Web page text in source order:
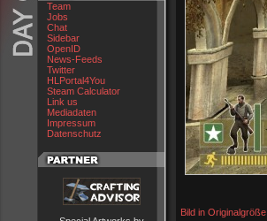
Team
Jobs
Chat
Sidebar
OpenID
News-Feeds
Twitter
HLPortal4You
Steam Calculator
Link us
Mediadaten
Impressum
Datenschutz
Bild in Originalgröße